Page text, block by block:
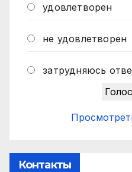
удовлетворен
не удовлетворен
затрудняюсь
Контакты